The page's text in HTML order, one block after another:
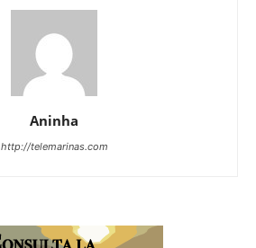
Aninha
http://telemarinas.com